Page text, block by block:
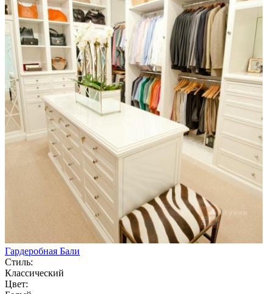
Гардеробная Бали
Стиль:
Классический
Цвет: